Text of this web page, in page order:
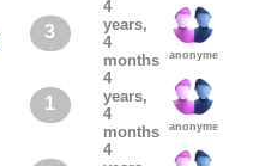
3
4
years,
4
months
anonyme
1
4
years,
4
months
anonyme
4